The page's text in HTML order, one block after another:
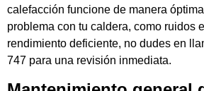
calefacción funcione de manera
problema con tu caldera, como ruidos
rendimiento deficiente, no dudes en
747 para una revisión inmediata.